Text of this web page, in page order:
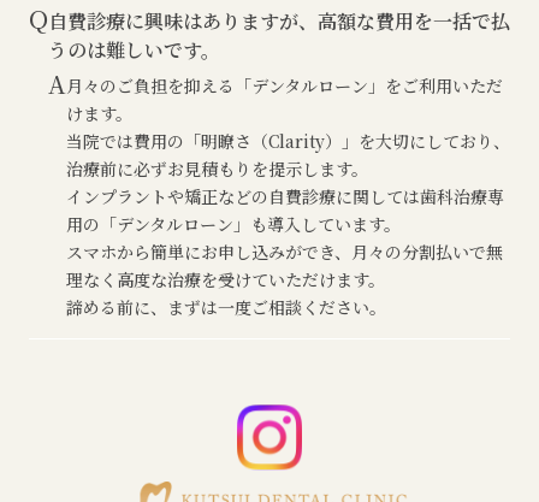
Q自費診療に興味はありますが、高額な費用を一括で払
うのは難しいです。
A月々のご負担を抑える「デンタルローン」をご利用いただ
けます。
当院では費用の「明瞭さ（Clarity）」を大切にしており、
治療前に必ずお見積もりを提示します。
インプラントや矯正などの自費診療に関しては歯科治療専
用の「デンタルローン」も導入しています。
スマホから簡単にお申し込みができ、月々の分割払いで無
理なく高度な治療を受けていただけます。
諦める前に、まずは一度ご相談ください。